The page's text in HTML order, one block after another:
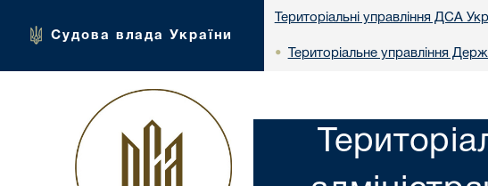
Судова влада України
Територіальні управління ДСА
• Територіальне управління